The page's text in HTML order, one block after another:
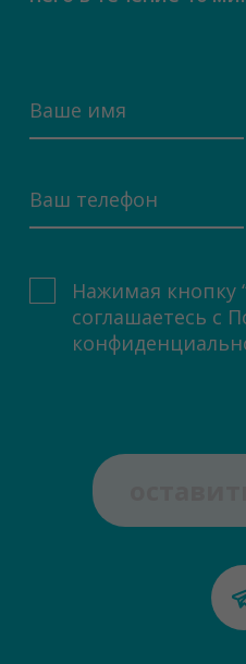
Нажимая кнопку
соглашаетесь с